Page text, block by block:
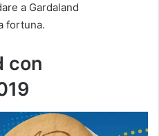
a Gardaland
fortuna.
con